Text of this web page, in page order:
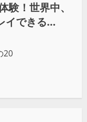
験！世界中、
イできる
20